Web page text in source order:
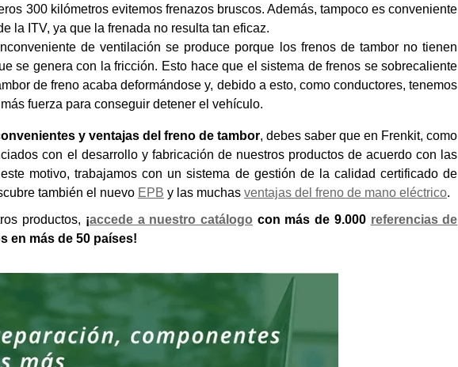
300 kilómetros evitemos frenazos bruscos. Además, tampoco es conveniente
la ITV, ya que la frenada no resulta tan eficaz.
de ventilación se produce porque los frenos de tambor no tienen
se genera con la fricción. Esto hace que el sistema de frenos se sobrecaliente
de freno acaba deformándose y, debido a esto, como conductores, tenemos
fuerza para conseguir detener el vehículo.
y ventajas del freno de tambor, debes saber que en Frenkit, como
con el desarrollo y fabricación de nuestros productos de acuerdo con las
motivo, trabajamos con un sistema de gestión de la calidad certificado de
también el nuevo EPB y las muchas ventajas del freno de mano eléctrico.
productos, ¡accede a nuestro catálogo con más de 9.000 referencias de
en más de 50 países!